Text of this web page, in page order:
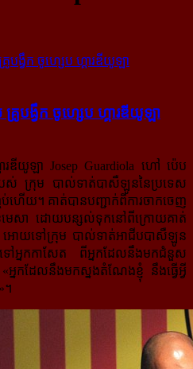
រូបង្វឹក ចូហ្សេប ហ្គារឌីយូឡា
ឌីយូឡា Josep Guardiola ហៅ ប៉េប
បស់ ក្រុម បាល់ទាត់បាសឺឡូននៃប្រទេស
យ។ គាត់បានបញ្ជាក់ពីការចាកចេញ
មេសា ដោយបន្សល់ទុកនៅពីក្រោយគាត់
អោយទៅក្រុម បាល់ទាត់អាជីបបាសឺឡូន
ៅអ្នកកាសែត ពីអ្នកដែលនឹងមកជំនួស
កដែលនឹងមកស្នងតំណែងខ្ញុំ នឹងធ្វើអ្វី
។